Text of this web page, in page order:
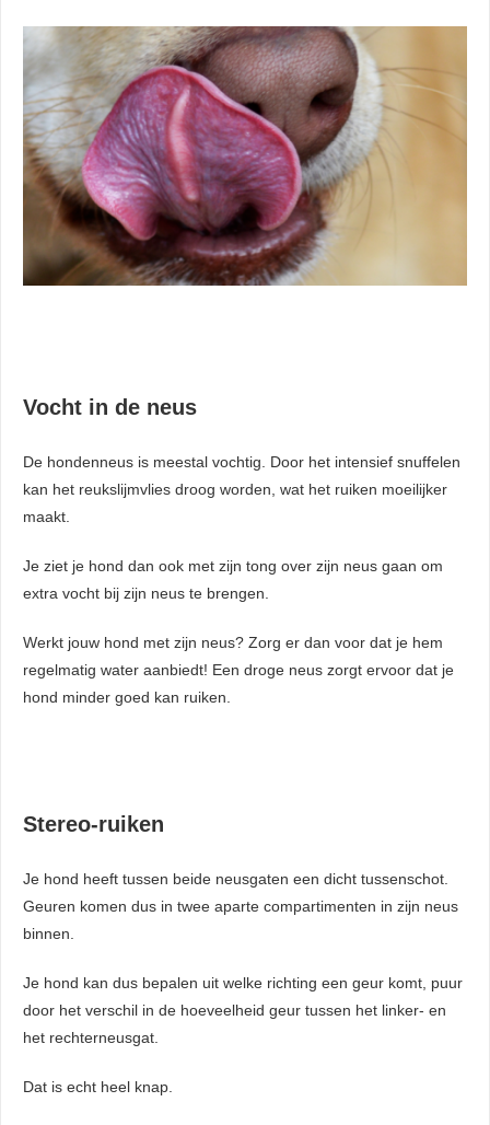
Vocht in de neus
De hondenneus is meestal vochtig. Door het intensief snuffelen
kan het reukslijmvlies droog worden, wat het ruiken moeilijker
maakt.
Je ziet je hond dan ook met zijn tong over zijn neus gaan om
extra vocht bij zijn neus te brengen.
Werkt jouw hond met zijn neus? Zorg er dan voor dat je hem
regelmatig water aanbiedt! Een droge neus zorgt ervoor dat je
hond minder goed kan ruiken.
Stereo-ruiken
Je hond heeft tussen beide neusgaten een dicht tussenschot.
Geuren komen dus in twee aparte compartimenten in zijn neus
binnen.
Je hond kan dus bepalen uit welke richting een geur komt, puur
door het verschil in de hoeveelheid geur tussen het linker- en
het rechterneusgat.
Dat is echt heel knap.